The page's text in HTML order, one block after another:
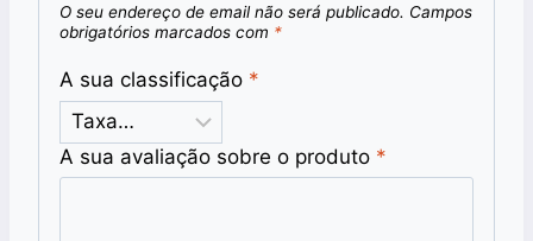
O seu endereço de email não será publicado. Campos
obrigatórios marcados com *
A sua classificação *
A sua avaliação sobre o produto *